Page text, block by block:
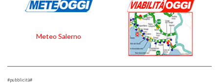
Meteo Salerno
#pubblicità#